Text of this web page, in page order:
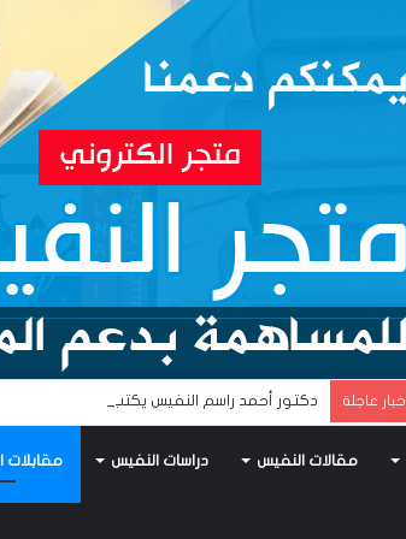
أخبار عاجلة دكتور أحمد راسم النفيس يكتب: جواز عتريس
مقالات النفيس دراسات النفيس مقابلات